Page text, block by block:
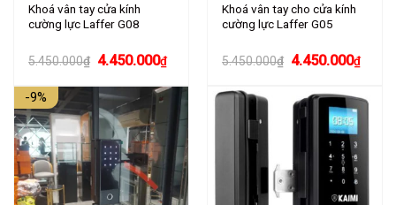
Khoá vân tay cửa kính
cường lực Laffer G08
5.450.000₫ Giá
là:
5.450.000₫.
4.450.000₫Giá
hiện
tại
4.450.000₫.
Khoá vân tay cho cửa kính
cường lực Laffer G05
5.450.000₫ Giá
5.450.000₫.
4.450.000₫Giá
hiện
là:
-9%